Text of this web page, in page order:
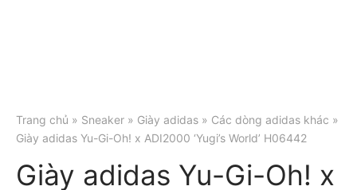
Trang chủ » Sneaker » Giày adidas » Các dòng adidas khác »
Giày adidas Yu-Gi-Oh! x ADI2000 ‘Yugi’s World’ H06442
Giày adidas Yu-Gi-Oh! x